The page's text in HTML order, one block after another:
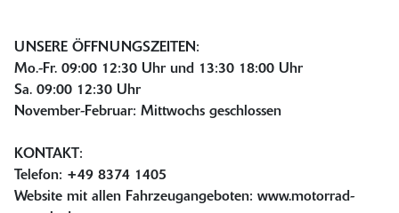
UNSERE ÖFFNUNGSZEITEN:
Mo.-Fr. 09:00 12:30 Uhr und 13:30 18:00 Uhr
Sa. 09:00 12:30 Uhr
November-Februar: Mittwochs geschlossen
KONTAKT:
Telefon: +49 8374 1405
Website mit allen Fahrzeugangeboten: www.motorrad-